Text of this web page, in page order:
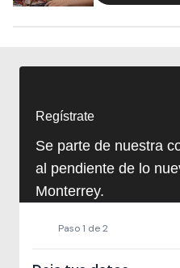
Regístrate
Se parte de nuestra
al pendiente de lo
Monterrey.